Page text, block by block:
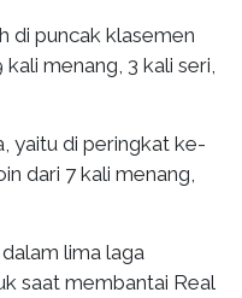
di puncak klasemen
menang, 3 kali seri,
yaitu di peringkat ke-
dari 7 kali menang,
lima laga
saat membantai Real